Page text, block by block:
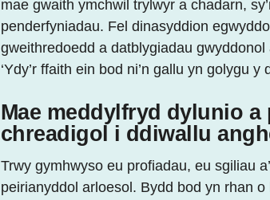
mae gwaith ymchwil trylwyr a chadarn,
penderfyniadau. Fel dinasyddion
gweithredoedd a datblygiadau
‘Ydy’r ffaith ein bod ni’n gallu yn golygu y
Mae meddylfryd dylunio
chreadigol i ddiwallu
Trwy gymhwyso eu profiadau, eu sgiliau
peirianyddol arloesol. Bydd bod yn rhan